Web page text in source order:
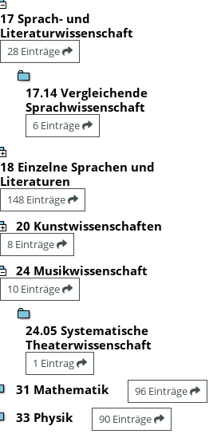
17 Sprach- und
Literaturwissenschaft
28 Einträge
17.14 Vergleichende
Sprachwissenschaft
6 Einträge
18 Einzelne Sprachen und
Literaturen
148 Einträge
20 Kunstwissenschaften
8 Einträge
24 Musikwissenschaft
10 Einträge
24.05 Systematische
Theaterwissenschaft
1 Eintrag
31 Mathematik 96 Einträge
33 Physik 90 Einträge